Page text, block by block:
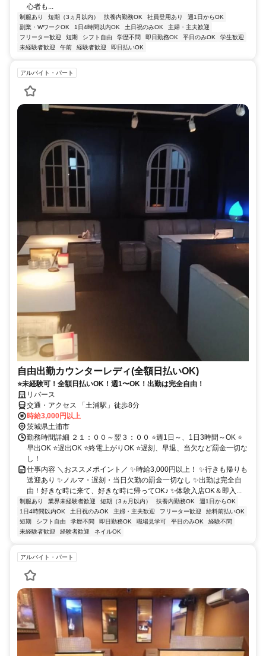
心者も...
制服あり 短期（3ヵ月以内） 扶養内勤務OK 社員登用あり
週1日からOK
副業・WワークOK
1日4時間以内OK 土日祝のみOK
主婦・主夫歓迎
フリーター歓迎
短期 シフト自由 学歴不問 即日勤務OK 平日のみOK
学生歓迎
未経験者歓迎
午前 経験者歓迎 即日払いOK
アルバイト・パート
自由出勤カウンターレディ(全額日払いOK)
⭐未経験可！全額日払いOK！週1〜OK！出勤は完全自由！
リバース
交通・アクセス 「土浦駅」徒歩8分
時給3,000円以上
茨城県土浦市
勤務時間詳細 ２１：００～翌３：００ ⭐週1日～、1日3時間～OK ⭐
早出OK ⭐遅出OK ⭐終電上がりOK ⭐遅刻、早退、当欠など罰金一切な
し！
仕事内容 ＼おススメポイント／ ✨時給3,000円以上！ ✨行きも帰りも
送迎あり ✨ノルマ・遅刻・当日欠勤の罰金一切なし ✨出勤は完全自
由！好きな時に来て、好きな時に帰ってOK♪ ✨体験入店OK＆即入...
制服あり 業界未経験者歓迎 短期（3ヵ月以内） 扶養内勤務OK
週1日からOK
1日4時間以内OK
土日祝のみOK 主婦・主夫歓迎 フリーター歓迎
給料前払いOK
短期
シフト自由 学歴不問 即日勤務OK 職場見学可 平日のみOK
経験不問
未経験者歓迎
経験者歓迎 ネイルOK
アルバイト・パート